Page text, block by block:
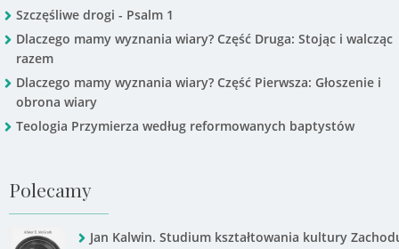
Szczęśliwe drogi - Psalm 1
Dlaczego mamy wyznania wiary? Część Druga: Stojąc i walcząc
razem
Dlaczego mamy wyznania wiary? Część Pierwsza: Głoszenie i
obrona wiary
Teologia Przymierza według reformowanych baptystów
Polecamy
Jan Kalwin. Studium kształtowania kultury